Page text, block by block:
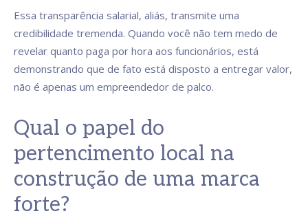
Essa transparência salarial, aliás, transmite uma
credibilidade tremenda. Quando você não tem medo de
revelar quanto paga por hora aos funcionários, está
demonstrando que de fato está disposto a entregar valor,
não é apenas um empreendedor de palco.
Qual o papel do
pertencimento local na
construção de uma marca
forte?